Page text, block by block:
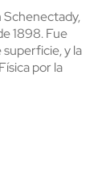
Schenectady,
1898. Fue
superficie, y la
por la